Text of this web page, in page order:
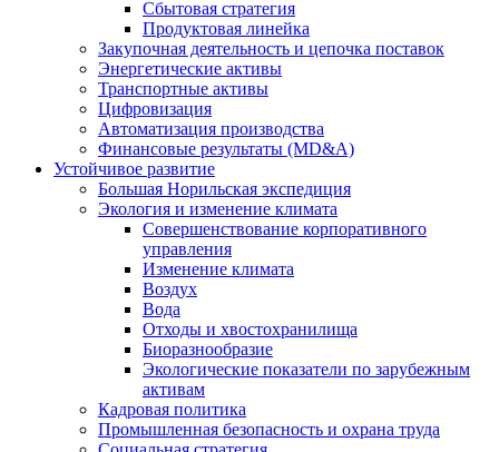
Сбытовая стратегия
Продуктовая линейка
Закупочная деятельность и цепочка поставок
Энергетические активы
Транспортные активы
Цифровизация
Автоматизация производства
Финансовые результаты (MD&A)
Устойчивое развитие
Большая Норильская экспедиция
Экология и изменение климата
Совершенствование корпоративного
управления
Изменение климата
Воздух
Вода
Отходы и хвостохранилища
Биоразнообразие
Экологические показатели по зарубежным
активам
Кадровая политика
Промышленная безопасность и охрана труда